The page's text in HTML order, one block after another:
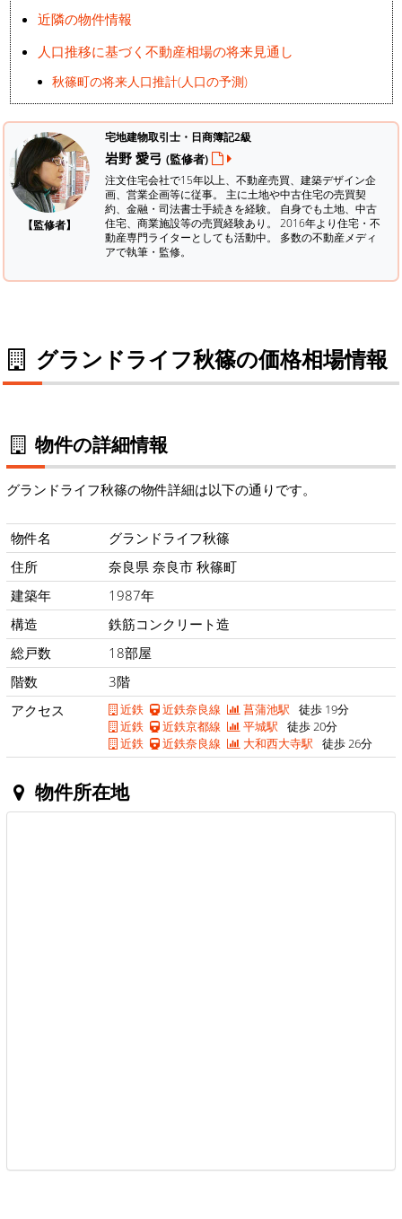
近隣の物件情報
人口推移に基づく不動産相場の将来見通し
秋篠町の将来人口推計(人口の予測)
【監修者】
宅地建物取引士・日商簿記2級
岩野 愛弓 (監修者)
注文住宅会社で15年以上、不動産売買、建築デザイン企
画、営業企画等に従事。 主に土地や中古住宅の売買契
約、金融・司法書士手続きを経験。 自身でも土地、中古
住宅、商業施設等の売買経験あり。 2016年より住宅・不
動産専門ライターとしても活動中。 多数の不動産メディ
アで執筆・監修。
グランドライフ秋篠の価格相場情報
物件の詳細情報
グランドライフ秋篠の物件詳細は以下の通りです。
物件名
グランドライフ秋篠
住所
奈良県 奈良市 秋篠町
建築年
1987年
構造
鉄筋コンクリート造
総戸数
18部屋
階数
3階
アクセス
近鉄 近鉄奈良線 菖蒲池駅 徒歩 19分
近鉄
近鉄京都線 平城駅 徒歩 20分
近鉄
近鉄奈良線 大和西大寺駅 徒歩 26分
物件所在地